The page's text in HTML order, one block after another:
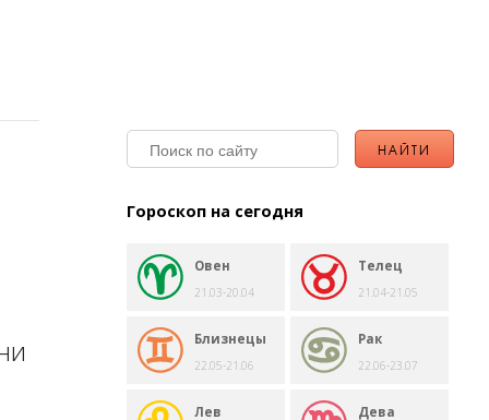
Гороскоп на сегодня
Овен
21.03-20.04
Телец
21.04-21.05
Близнецы
22.05-21.06
Рак
22.06-23.07
Лев Дева